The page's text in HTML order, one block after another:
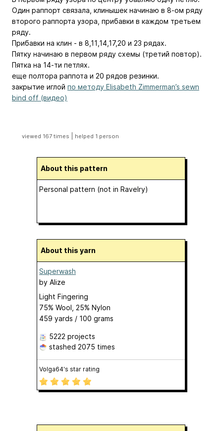
Один раппорт связала, клинышек начинаю в 8-ом ряду
второго раппорта узора, прибавки в каждом третьем
ряду.
Прибавки на клин - в 8,11,14,17,20 и 23 рядах.
Пятку начинаю в первом ряду схемы (третий повтор).
Пятка на 14-ти петлях.
еще полтора раппота и 20 рядов резинки.
закрытие иглой по методу Elisabeth Zimmerman’s sewn
bind off (видео)
viewed 167 times helped 1 person
About this pattern
Personal pattern (not in Ravelry)
About this yarn
Superwash
by Alize
Light Fingering
75% Wool, 25% Nylon
459 yards / 100 grams
5222 projects
stashed 2075 times
Volga64's star rating